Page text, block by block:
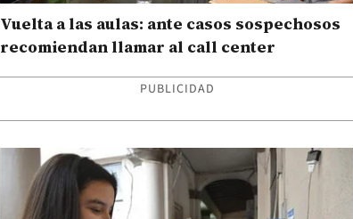
Vuelta a las aulas: ante casos sospechosos
recomiendan llamar al call center
PUBLICIDAD